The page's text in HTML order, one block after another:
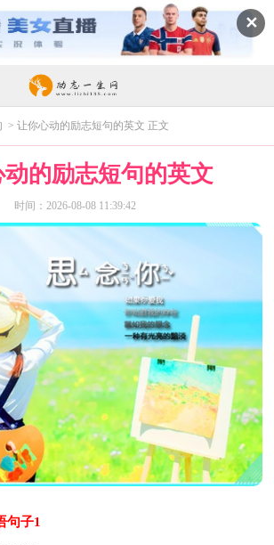
✕
> 让你心动的励志短句的英文 正文
的励志短句的英文
时间：2026-08-08 11:39:42
子1